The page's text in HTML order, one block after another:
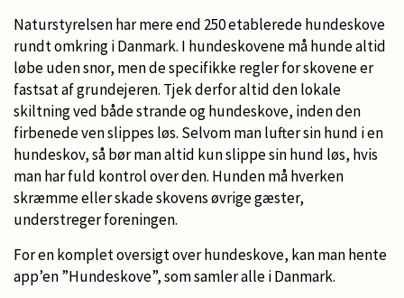
Naturstyrelsen har mere end 250 etablerede hundeskove
rundt omkring i Danmark. I hundeskovene må hunde altid
løbe uden snor, men de specifikke regler for skovene er
fastsat af grundejeren. Tjek derfor altid den lokale
skiltning ved både strande og hundeskove, inden den
firbenede ven slippes løs. Selvom man lufter sin hund i en
hundeskov, så bør man altid kun slippe sin hund løs, hvis
man har fuld kontrol over den. Hunden må hverken
skræmme eller skade skovens øvrige gæster,
understreger foreningen.
For en komplet oversigt over hundeskove, kan man hente
app’en ”Hundeskove”, som samler alle i Danmark.